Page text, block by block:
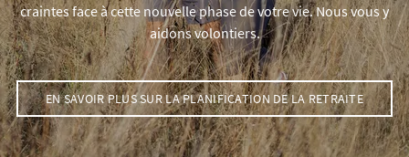
craintes face à cette nouvelle phase de votre vie. Nous vous y
aidons volontiers.
EN SAVOIR PLUS SUR LA PLANIFICATION DE LA RETRAITE